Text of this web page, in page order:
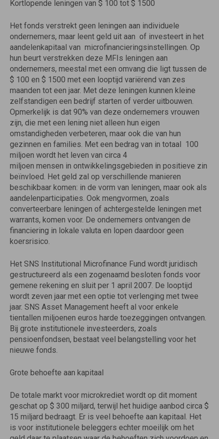
Kortlopende leningen van $ 100 tot $ 1500
Het fonds verstrekt geen leningen aan individuele
ondernemers, maar leent geld uit aan  of investeert in het
aandelenkapitaal van  microfinancieringsinstellingen. Op
hun beurt verstrekken deze MFIs leningen aan
ondernemers, meestal met een omvang die ligt tussen de
$ 100 en $ 1500 met een looptijd variërend van zes
maanden tot een jaar. Met deze leningen kunnen kleine
zelfstandigen een bedrijf starten of verder uitbouwen.
Opmerkelijk is dat 90% van deze ondernemers vrouwen
zijn, die met een lening niet alleen hun eigen
omstandigheden verbeteren, maar ook die van hun
gezinnen en families. Met een bedrag van in totaal  100
miljoen wordt het leven van circa 4
miljoen mensen in ontwikkelingsgebieden in positieve zin
beïnvloed. Het geld zal op verschillende manieren
beschikbaar komen: in de vorm van leningen, maar ook als
aandelenparticipaties. Ook mengvormen, zoals
converteerbare leningen of achtergestelde leningen met
warrants, komen voor. De ondernemers ontvangen de
financiering in lokale valuta en lopen daardoor geen
koersrisico.
Het SNS Institutional Microfinance Fund wordt juridisch
gestructureerd als een zogenaamd besloten fonds voor
gemene rekening en sluit per 1 april 2007. De looptijd
wordt zeven jaar met een optie tot verlenging met twee
jaar. SNS Asset Management heeft al voor enkele
tientallen miljoenen euros harde toezeggingen ontvangen.
Bij grote institutionele investeerders, zoals
pensioenfondsen, bestaat veel belangstelling voor het
nieuwe fonds.
Grote behoefte aan kapitaal
De totale markt voor microkrediet wordt op dit moment
geschat op $ 300 miljard, terwijl het huidige aanbod circa $
15 miljard bedraagt. Er is veel behoefte aan kapitaal. Het
is voor institutionele beleggers echter moeilijk om het